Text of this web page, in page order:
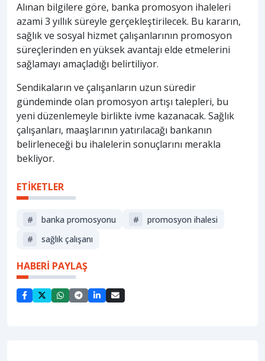
Alınan bilgilere göre, banka promosyon ihaleleri
azami 3 yıllık süreyle gerçekleştirilecek. Bu kararın,
sağlık ve sosyal hizmet çalışanlarının promosyon
süreçlerinden en yüksek avantajı elde etmelerini
sağlamayı amaçladığı belirtiliyor.
Sendikaların ve çalışanların uzun süredir
gündeminde olan promosyon artışı talepleri, bu
yeni düzenlemeyle birlikte ivme kazanacak. Sağlık
çalışanları, maaşlarının yatırılacağı bankanın
belirleneceği bu ihalelerin sonuçlarını merakla
bekliyor.
ETİKETLER
# banka promosyonu #
promosyon ihalesi
#
sağlık çalışanı
HABERİ PAYLAŞ